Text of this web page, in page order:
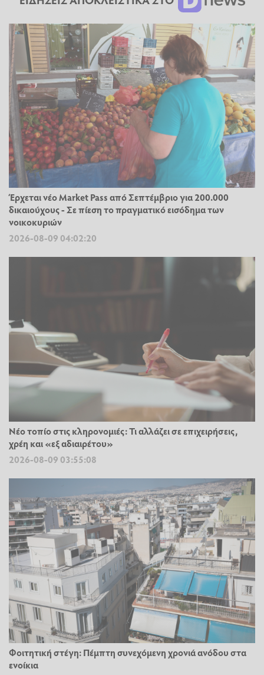
Έρχεται νέο Market Pass από Σεπτέμβριο για 200.000
δικαιούχους - Σε πίεση το πραγματικό εισόδημα των
νοικοκυριών
2026-08-09 04:02:20
Νέο τοπίο στις κληρονομιές: Τι αλλάζει σε επιχειρήσεις,
χρέη και «εξ αδιαιρέτου»
2026-08-09 03:55:08
Φοιτητική στέγη: Πέμπτη συνεχόμενη χρονιά ανόδου στα
ενοίκια